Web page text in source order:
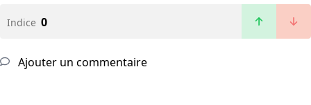
Indice 0
Ajouter un commentaire